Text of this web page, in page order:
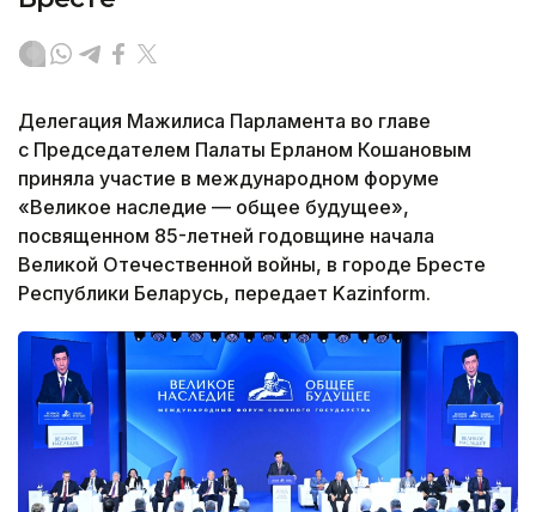
Делегация Мажилиса Парламента во главе
с Председателем Палаты Ерланом Кошановым
приняла участие в международном форуме
«Великое наследие — общее будущее»,
посвященном 85-летней годовщине начала
Великой Отечественной войны, в городе Бресте
Республики Беларусь, передает Kazinform.